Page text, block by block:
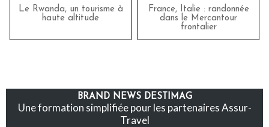
Le Rwanda, un tourisme à
haute altitude
France, Italie : randonnée
dans le Mercantour
frontalier
BRAND NEWS DESTIMAG
Une formation simplifiée pour les partenaires Assur-
Travel